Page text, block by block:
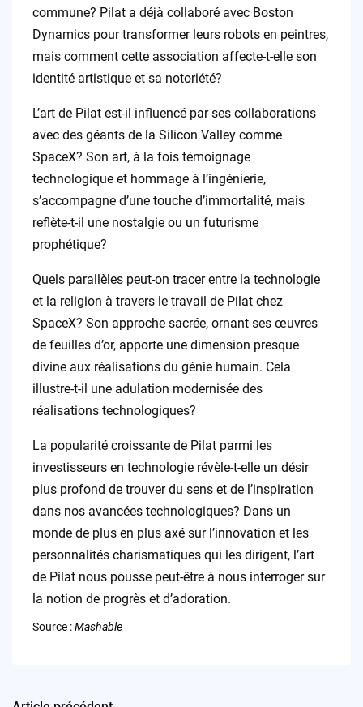
commune? Pilat a déjà collaboré avec Boston
Dynamics pour transformer leurs robots en peintres,
mais comment cette association affecte-t-elle son
identité artistique et sa notoriété?
L’art de Pilat est-il influencé par ses collaborations
avec des géants de la Silicon Valley comme
SpaceX? Son art, à la fois témoignage
technologique et hommage à l’ingénierie,
s’accompagne d’une touche d’immortalité, mais
reflète-t-il une nostalgie ou un futurisme
prophétique?
Quels parallèles peut-on tracer entre la technologie
et la religion à travers le travail de Pilat chez
SpaceX? Son approche sacrée, ornant ses œuvres
de feuilles d’or, apporte une dimension presque
divine aux réalisations du génie humain. Cela
illustre-t-il une adulation modernisée des
réalisations technologiques?
La popularité croissante de Pilat parmi les
investisseurs en technologie révèle-t-elle un désir
plus profond de trouver du sens et de l’inspiration
dans nos avancées technologiques? Dans un
monde de plus en plus axé sur l’innovation et les
personnalités charismatiques qui les dirigent, l’art
de Pilat nous pousse peut-être à nous interroger sur
la notion de progrès et d’adoration.
Source :Mashable